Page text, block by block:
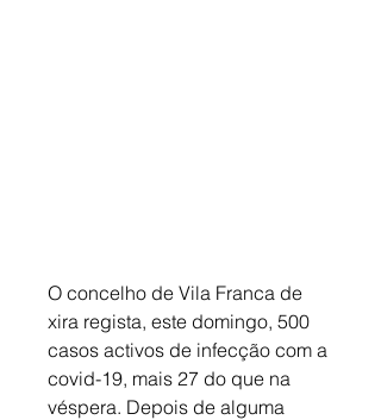
O concelho de Vila Franca de
xira regista, este domingo, 500
casos activos de infecção com a
covid-19, mais 27 do que na
véspera. Depois de alguma